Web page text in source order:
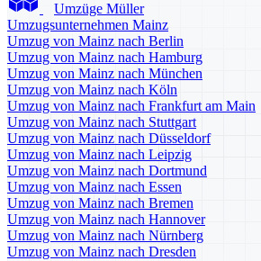
Umzüge Müller
Umzugsunternehmen Mainz
Umzug von Mainz nach Berlin
Umzug von Mainz nach Hamburg
Umzug von Mainz nach München
Umzug von Mainz nach Köln
Umzug von Mainz nach Frankfurt am Main
Umzug von Mainz nach Stuttgart
Umzug von Mainz nach Düsseldorf
Umzug von Mainz nach Leipzig
Umzug von Mainz nach Dortmund
Umzug von Mainz nach Essen
Umzug von Mainz nach Bremen
Umzug von Mainz nach Hannover
Umzug von Mainz nach Nürnberg
Umzug von Mainz nach Dresden